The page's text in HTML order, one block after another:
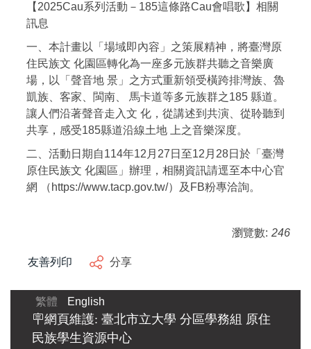
【2025Cau系列活動－185這條路Cau會唱歌】相關
訊息
一、本計畫以「場域即內容」之策展精神，將臺灣原
住民族文 化園區轉化為一座多元族群共聽之音樂廣
場，以「聲音地 景」之方式重新領受橫跨排灣族、魯
凱族、客家、閩南、 馬卡道等多元族群之185 縣道。
讓人們沿著聲音走入文 化，從講述到共演、從聆聽到
共享，感受185縣道沿線土地 上之音樂深度。
二、活動日期自114年12月27日至12月28日於「臺灣
原住民族文 化園區」辦理，相關資訊請逕至本中心官
網 （https://www.tacp.gov.tw/）及FB粉專洽詢。
瀏覽數: 246
友善列印 分享
繁體 English
🪧網頁維護: 臺北市立大學 分區學務組 原住
民族學生資源中心